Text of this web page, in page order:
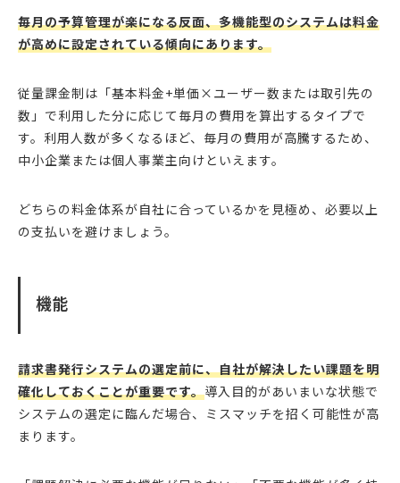
毎月の予算管理が楽になる反面、多機能型のシステムは料金
が高めに設定されている傾向にあります。
従量課金制は「基本料金+単価×ユーザー数または取引先の
数」で利用した分に応じて毎月の費用を算出するタイプで
す。利用人数が多くなるほど、毎月の費用が高騰するため、
中小企業または個人事業主向けといえます。
どちらの料金体系が自社に合っているかを見極め、必要以上
の支払いを避けましょう。
機能
請求書発行システムの選定前に、自社が解決したい課題を明
確化しておくことが重要です。導入目的があいまいな状態で
システムの選定に臨んだ場合、ミスマッチを招く可能性が高
まります。